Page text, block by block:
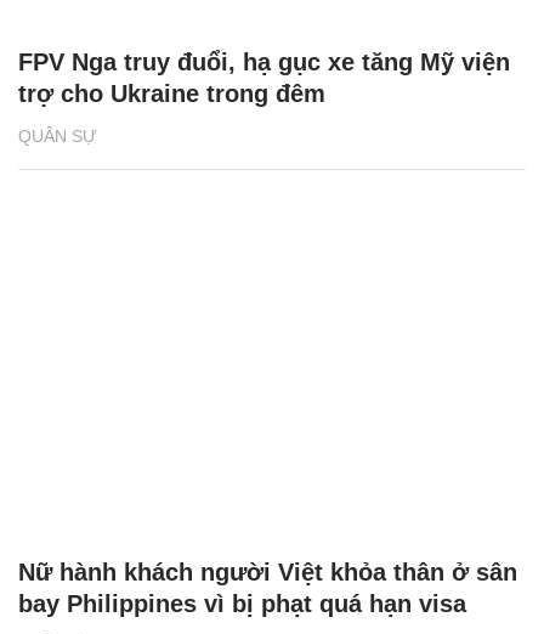
QUÂN SỰ
FPV Nga truy đuổi, hạ gục xe tăng Mỹ viện
trợ cho Ukraine trong đêm
Nữ hành khách người Việt khỏa thân ở sân
bay Philippines vì bị phạt quá hạn visa